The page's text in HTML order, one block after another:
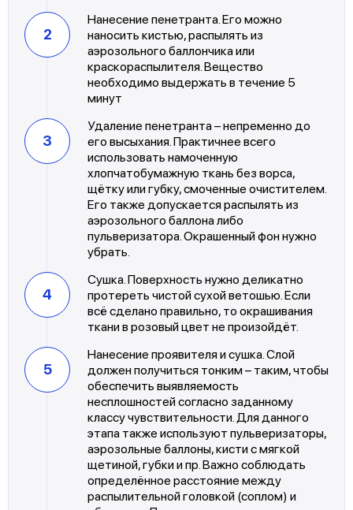
Нанесение пенетранта. Его можно
наносить кистью, распылять из
аэрозольного баллончика или
краскораспылителя. Вещество
необходимо выдержать в течение 5
минут
Удаление пенетранта – непременно до
его высыхания. Практичнее всего
использовать намоченную
хлопчатобумажную ткань без ворса,
щётку или губку, смоченные очистителем.
Его также допускается распылять из
аэрозольного баллона либо
пульверизатора. Окрашенный фон нужно
убрать.
Сушка. Поверхность нужно деликатно
протереть чистой сухой ветошью. Если
всё сделано правильно, то окрашивания
ткани в розовый цвет не произойдёт.
Нанесение проявителя и сушка. Слой
должен получиться тонким – таким, чтобы
обеспечить выявляемость
несплошностей согласно заданному
классу чувствительности. Для данного
этапа также используют пульверизаторы,
аэрозольные баллоны, кисти с мягкой
щетиной, губки и пр. Важно соблюдать
определённое расстояние между
распылительной головкой (соплом) и